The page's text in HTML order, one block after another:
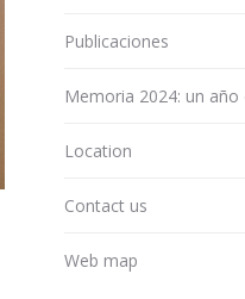
Publicaciones
Memoria 2024: un año
Location
Contact us
Web map